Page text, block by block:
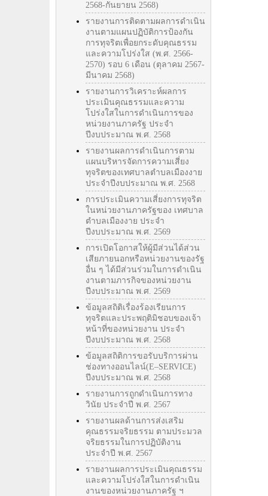
2568-กันยายน 2568)
รายงานการติดตามผลการดำเนิน
งานตามแผนปฏิบัติการป้องกัน
การทุจริตเพื่อยกระดับคุณธรรม
และความโปร่งใส (พ.ศ. 2566-
2570) รอบ 6 เดือน (ตุลาคม 2567-
มีนาคม 2568)
รายงานการวิเคราะห์ผลการ
ประเมินคุณธรรมและความ
โปร่งใสในการดำเนินการของ
หน่วยงานภาครัฐ ประจำ
ปีงบประมาณ พ.ศ. 2568
รายงานผลการดำเนินการตาม
แผนบริหารจัดการความเสี่ยง
ทุจริตของเทศบาลตำบลเมืองงาย
ประจำปีงบประมาณ พ.ศ. 2568
การประเมินความเสี่ยงการทุจริต
ในหน่วยงานภาครัฐของ เทศบาล
ตำบลเมืองงาย ประจำ
ปีงบประมาณ พ.ศ. 2569
การเปิดโอกาสให้ผู้มีส่วนได้ส่วน
เสียภายนอกหรือหน่วยงานของรัฐ
อื่น ๆ ได้มีส่วนร่วมในการดำเนิน
งานตามภารกิจของหน่วยงาน
ปีงบประมาณ พ.ศ. 2569
ข้อมูลสถิติเรื่องร้องเรียนการ
ทุจริตและประพฤติมิชอบของเจ้า
หน้าที่ของหน่วยงาน ประจำ
ปีงบประมาณ พ.ศ. 2568
ข้อมูลสถิติการขอรับบริการผ่าน
ช่องทางออนไลน์(E–SERVICE)
ปีงบประมาณ พ.ศ. 2568
รายงานการถูกดำเนินการทาง
วินัย ประจำปี พ.ศ. 2567
รายงานผลด้านการส่งเสริม
คุณธรรมจริยธรรม ตามประมวล
จริยธรรมในการปฏิบัติงาน
ประจำปี พ.ศ. 2567
รายงานผลการประเมินคุณธรรม
และความโปร่งใสในการดำเนิน
งานของหน่วยงานภาครัฐ ฯ